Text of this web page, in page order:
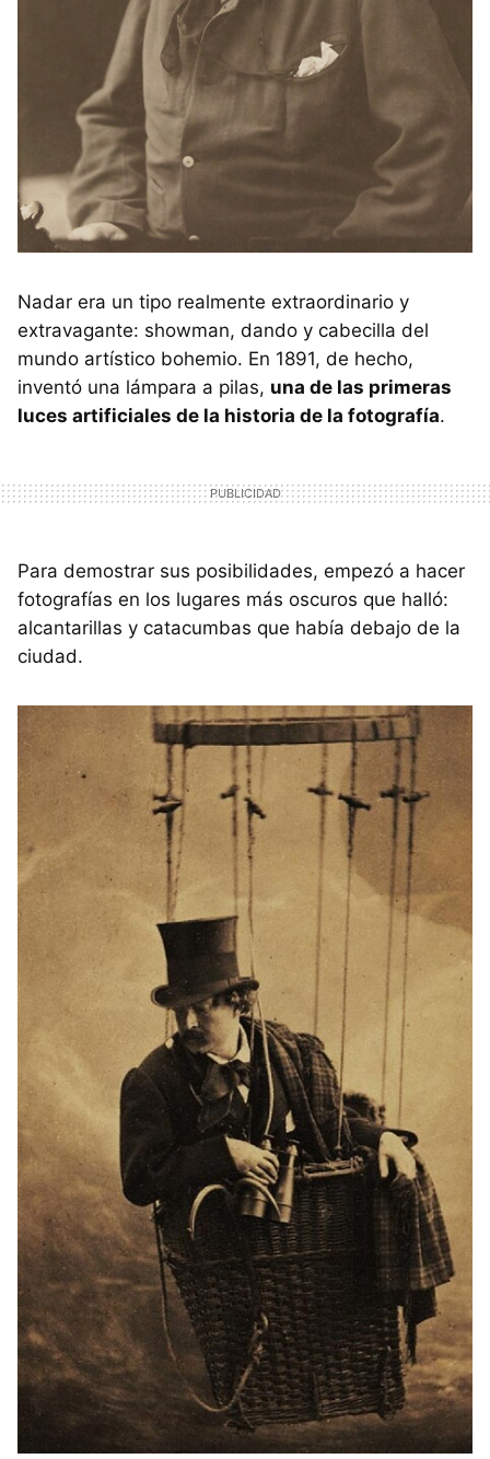
Nadar era un tipo realmente extraordinario y
extravagante: showman, dando y cabecilla del
mundo artístico bohemio. En 1891, de hecho,
inventó una lámpara a pilas, una de las primeras
luces artificiales de la historia de la fotografía.
Para demostrar sus posibilidades, empezó a hacer
fotografías en los lugares más oscuros que halló:
alcantarillas y catacumbas que había debajo de la
ciudad.